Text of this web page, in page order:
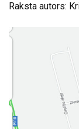
Raksta autors: